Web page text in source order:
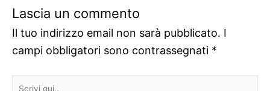
Lascia un commento
Il tuo indirizzo email non sarà pubblicato. I
campi obbligatori sono contrassegnati *
Scrivi